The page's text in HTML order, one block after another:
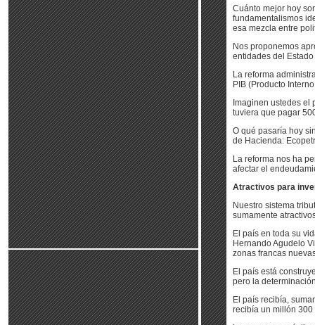
Cuánto mejor hoy
fundamentalismos
esa mezcla entre
Nos proponemos
entidades del
La reforma
PIB (Producto
Imaginen ustedes el
tuviera que pagar
O qué pasaría hoy
de Hacienda:
La reforma nos ha
afectar el
Atractivos para
Nuestro sistema
sumamente
El país en toda su
Hernando Agudelo
zonas francas
El país está
pero la
El país recibía,
recibía un millón